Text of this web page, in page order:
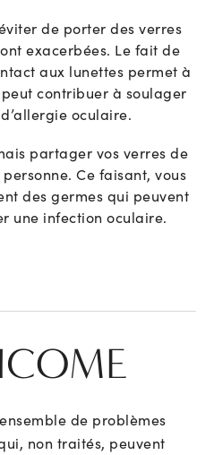
de porter des verres
exacerbées. Le fait de
aux lunettes permet à
contribuer à soulager
oculaire.
partager vos verres de
Ce faisant, vous
des germes qui peuvent
une infection oculaire.
de problèmes
non traités, peuvent